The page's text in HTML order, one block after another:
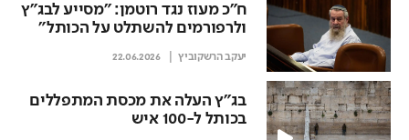
ח"כ מעוז נגד רוטמן: "מסייע לבג"ץ
ולרפורמים להשתלט על הכותל"
יעקב הרשקוביץ 22.06.2026
בג"ץ העלה את מכסת המתפללים
בכותל ל-100 איש